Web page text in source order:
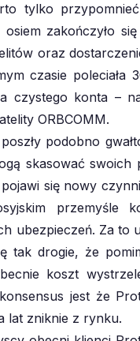
tylko
zakończyło
oraz
czasie poleciała
czystego konta –
ORBCOMM.
podobno
skasować swoich
się nowy
przemyśle
ubezpieczeń. Za to
tak drogie, że
koszt
jest że
lat zniknie z rynku.